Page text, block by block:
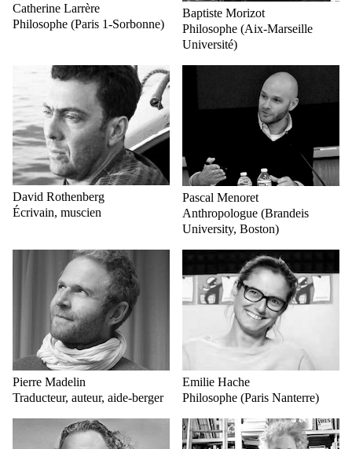
Catherine Larrère
Philosophe (Paris 1-Sorbonne)
Baptiste Morizot
Philosophe (Aix-Marseille
Université)
David Rothenberg
Écrivain, muscien
Pascal Menoret
Anthropologue (Brandeis
University, Boston)
Pierre Madelin
Traducteur, auteur, aide-berger
Emilie Hache
Philosophe (Paris Nanterre)